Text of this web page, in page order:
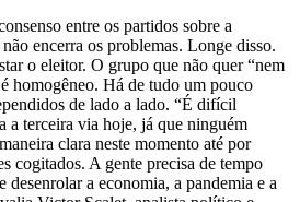
entre os partidos sobre a
encerra os problemas. Longe disso.
o eleitor. O grupo que não quer “nem
homogêneo. Há de tudo um pouco
de lado a lado. “É difícil
a terceira via hoje, já que ninguém
clara neste momento até por
cogitados. A gente precisa de tempo
desenrolar a economia, a pandemia e a